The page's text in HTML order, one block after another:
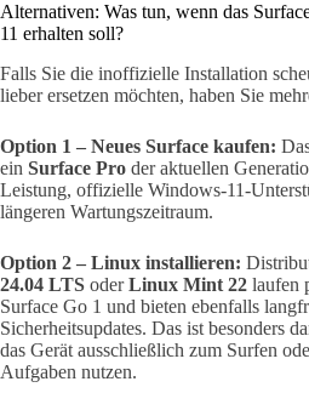
Alternativen: Was tun, wenn das
11 erhalten soll?
Falls Sie die inoffizielle Installation
lieber ersetzen möchten, haben Sie
Option 1 – Neues Surface kaufen:
ein Surface Pro der aktuellen
Leistung, offizielle Windows-11-
längeren Wartungszeitraum.
Option 2 – Linux installieren:
24.04 LTS oderLinux Mint 22 laufen
Surface Go 1 und bieten ebenfalls
Sicherheitsupdates. Das ist besonders
das Gerät ausschließlich zum Surfen
Aufgaben nutzen.